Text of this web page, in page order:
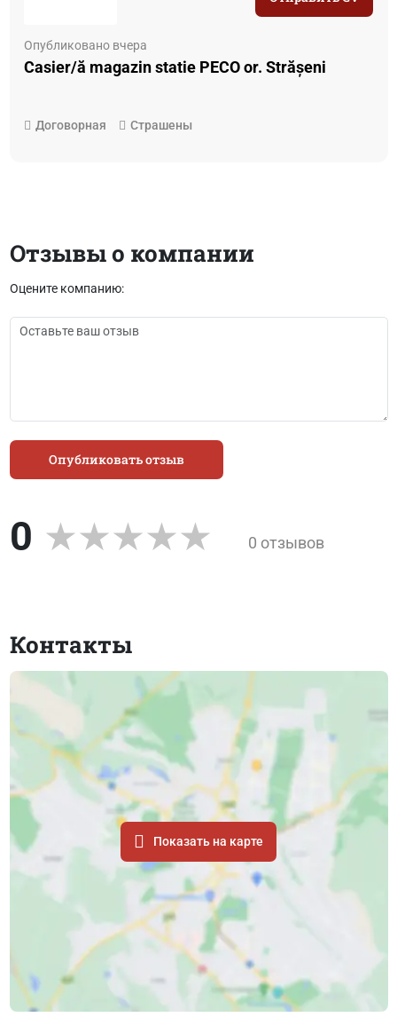
Опубликовано вчера
Casier/ă magazin statie PECO or. Strășeni
Договорная Страшены
Отзывы о компании
Оцените компанию:
Опубликовать отзыв
0 0 отзывов
Контакты
Показать на карте